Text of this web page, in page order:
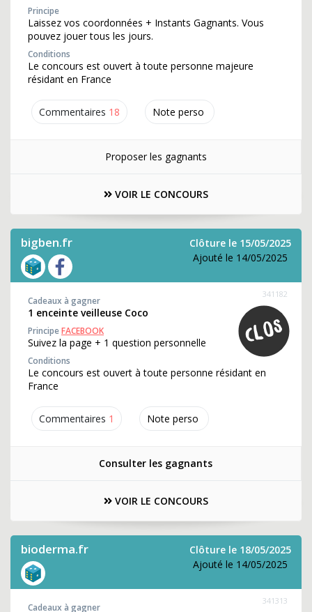
Commentaires 18 Note perso
Principe
Laissez vos coordonnées + Instants Gagnants. Vous
pouvez jouer tous les jours.
Conditions
Le concours est ouvert à toute personne majeure
résidant en France
Proposer les gagnants
VOIR LE CONCOURS
bigben.fr
Clôture le 15/05/2025
Ajouté le 14/05/2025
Commentaires 1 Note perso
341182
Cadeaux à gagner
1 enceinte veilleuse Coco
PrincipeFACEBOOK
Suivez la page + 1 question personnelle
Conditions
Le concours est ouvert à toute personne résidant en
France
Consulter les gagnants
VOIR LE CONCOURS
bioderma.fr
Clôture le 18/05/2025
Ajouté le 14/05/2025
341313
Cadeaux à gagner